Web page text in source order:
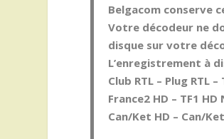
Belgacom conserve
Votre décodeur ne
disque sur votre
L’enregistrement à
Club RTL – Plug RTL
France2 HD – TF1 HD
Can/Ket HD – Can/